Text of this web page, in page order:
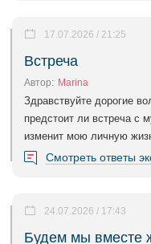
Встреча
17.07.2026 / 21:25
Автор: Marina
Здравствуйте дорогие
предстоит ли встреча с
изменит мою личную
Смотреть ответы
Будем мы вместе
24.07.2026 / 17:43